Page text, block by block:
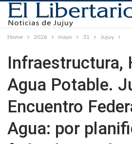
Home 2026 mayo 31 Jujuy
Infraestructura,
Agua Potable.
Encuentro
Agua: por